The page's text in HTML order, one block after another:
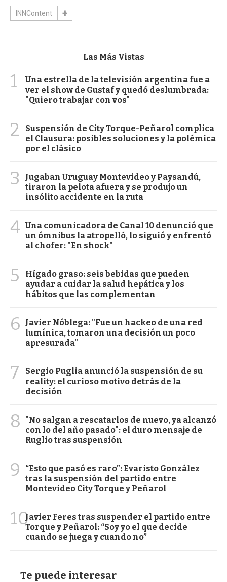
INNContent
Las Más Vistas
1
Una estrella de la televisión argentina fue a
ver el show de Gustaf y quedó deslumbrada:
"Quiero trabajar con vos"
2
Suspensión de City Torque-Peñarol complica
el Clausura: posibles soluciones y la polémica
por el clásico
3
Jugaban Uruguay Montevideo y Paysandú,
tiraron la pelota afuera y se produjo un
insólito accidente en la ruta
4 Una comunicadora de Canal 10 denunció que
un ómnibus la atropelló, lo siguió y enfrentó
al chofer: "En shock"
5
Hígado graso: seis bebidas que pueden
ayudar a cuidar la salud hepática y los
hábitos que las complementan
6
Javier Nóblega: "Fue un hackeo de una red
lumínica, tomaron una decisión un poco
apresurada"
7
Sergio Puglia anunció la suspensión de su
reality: el curioso motivo detrás de la
decisión
8
"No salgan a rescatarlos de nuevo, ya alcanzó
con lo del año pasado": el duro mensaje de
Ruglio tras suspensión
9
“Esto que pasó es raro”: Evaristo González
tras la suspensión del partido entre
Montevideo City Torque y Peñarol
10Javier Feres tras suspender el partido entre
Torque y Peñarol: “Soy yo el que decide
cuando se juega y cuando no”
Te puede interesar